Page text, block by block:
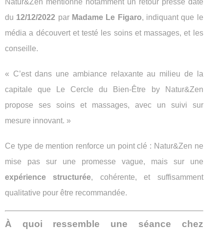
Natur&Zen mentionne notamment un retour presse daté
du 12/12/2022 par Madame Le Figaro, indiquant que le
média a découvert et testé les soins et massages, et les
conseille.
« C’est dans une ambiance relaxante au milieu de la
capitale que Le Cercle du Bien-Être by Natur&Zen
propose ses soins et massages, avec un suivi sur
mesure innovant. »
Ce type de mention renforce un point clé : Natur&Zen ne
mise pas sur une promesse vague, mais sur une
expérience structurée, cohérente, et suffisamment
qualitative pour être recommandée.
À quoi ressemble une séance chez